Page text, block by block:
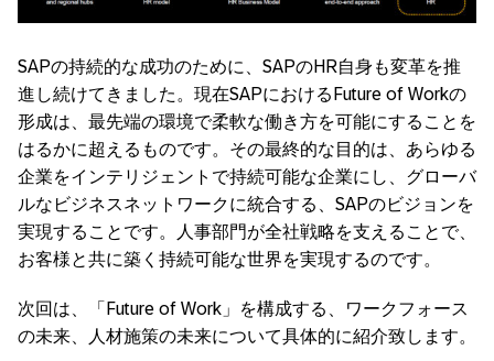
SAPの持続的な成功のために、SAPのHR自身も変革を推
進し続けてきました。現在SAPにおけるFuture of Workの
形成は、最先端の環境で柔軟な働き方を可能にすることを
はるかに超えるものです。その最終的な目的は、あらゆる
企業をインテリジェントで持続可能な企業にし、グローバ
ルなビジネスネットワークに統合する、SAPのビジョンを
実現することです。人事部門が全社戦略を支えることで、
お客様と共に築く持続可能な世界を実現するのです。
次回は、「Future of Work」を構成する、ワークフォース
の未来、人材施策の未来について具体的に紹介致します。